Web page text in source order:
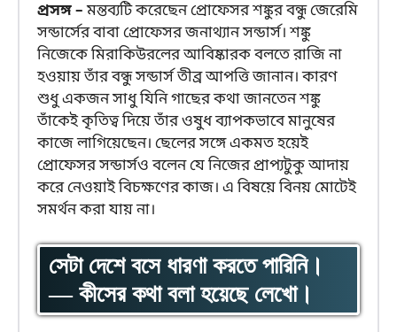
প্রসঙ্গ –মন্তব্যটি করেছেন প্রোফেসর শঙ্কুর বন্ধু জেরেমি
সন্ডার্সের বাবা প্রোফেসর জনাথ্যান সন্ডার্স। শঙ্কু
নিজেকে মিরাকিউরলের আবিষ্কারক বলতে রাজি না
হওয়ায় তাঁর বন্ধু সন্ডার্স তীব্র আপত্তি জানান। কারণ
শুধু একজন সাধু যিনি গাছের কথা জানতেন শঙ্কু
তাঁকেই কৃতিত্ব দিয়ে তাঁর ওষুধ ব্যাপকভাবে মানুষের
কাজে লাগিয়েছেন। ছেলের সঙ্গে একমত হয়েই
প্রোফেসর সন্ডার্সও বলেন যে নিজের প্রাপ্যটুকু আদায়
করে নেওয়াই বিচক্ষণের কাজ। এ বিষয়ে বিনয় মোটেই
সমর্থন করা যায় না।
সেটা দেশে বসে ধারণা করতে পারিনি।
— কীসের কথা বলা হয়েছে লেখো।